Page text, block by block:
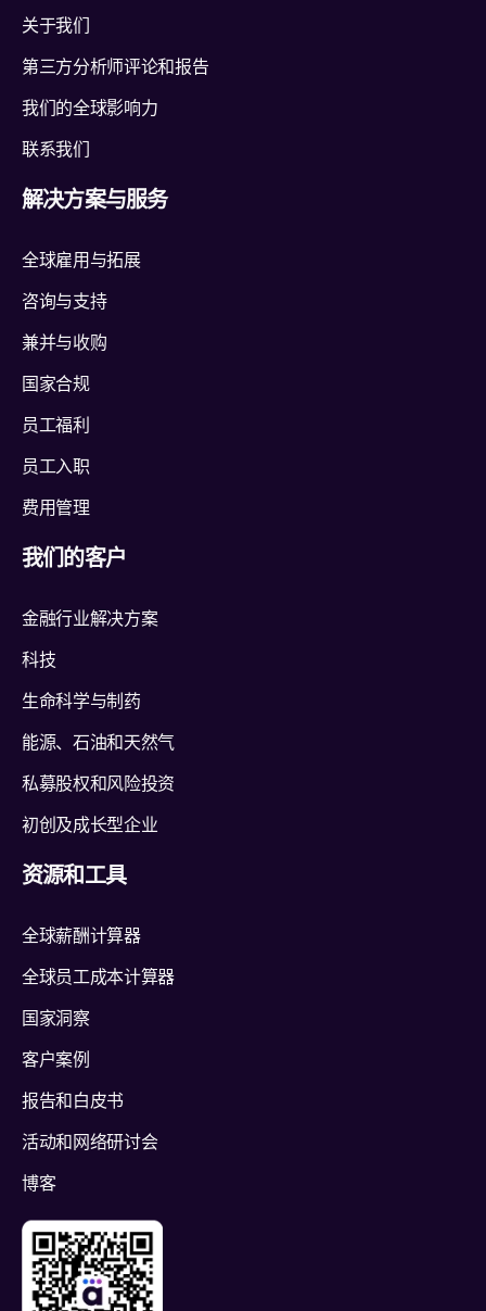
关于我们
第三方分析师评论和报告
我们的全球影响力
联系我们
解决方案与服务
全球雇用与拓展
咨询与支持
兼并与收购
国家合规
员工福利
员工入职
费用管理
我们的客户
金融行业解决方案
科技
生命科学与制药
能源、石油和天然气
私募股权和风险投资
初创及成长型企业
资源和工具
全球薪酬计算器
全球员工成本计算器
国家洞察
客户案例
报告和白皮书
活动和网络研讨会
博客